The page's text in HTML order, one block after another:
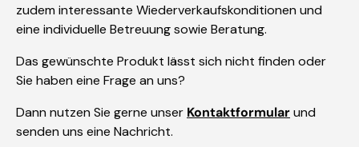
zudem interessante Wiederverkaufskonditionen und
eine individuelle Betreuung sowie Beratung.
Das gewünschte Produkt lässt sich nicht finden oder
Sie haben eine Frage an uns?
Dann nutzen Sie gerne unser Kontaktformularund
senden uns eine Nachricht.